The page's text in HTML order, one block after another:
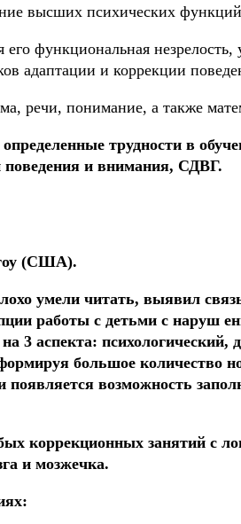
высших психических
его функциональная
адаптации и коррекции
речи, понимание, а также
трудности в
поведения и внимания, СДВГ.
(США).
умели читать, выявил
работы с детьми с наруш
3 аспекта:
большое количество
возможность
коррекционных занятий с
и мозжечка.